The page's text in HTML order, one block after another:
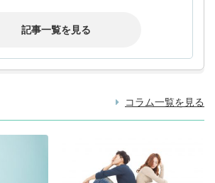
記事一覧を見る
コラム一覧を見る